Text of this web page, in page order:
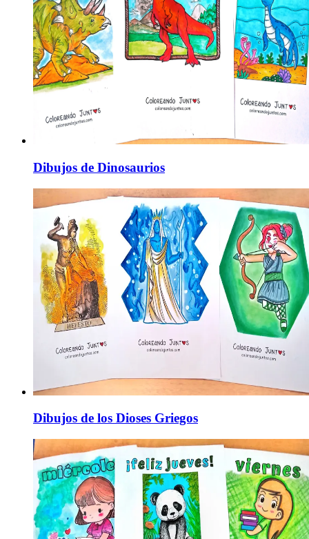
Dibujos de Dinosaurios
Dibujos de los Dioses Griegos